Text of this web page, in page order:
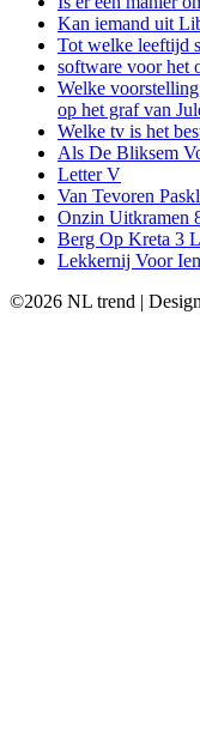
Kan iemand uit
Tot welke leeftijd
software voor het
Welke
op het graf van
Welke tv is het
Als De Bliksem
Letter V
Van Tevoren
Onzin Uitkramen
Berg Op Kreta 3
Lekkernij Voor
©2026 NL trend |